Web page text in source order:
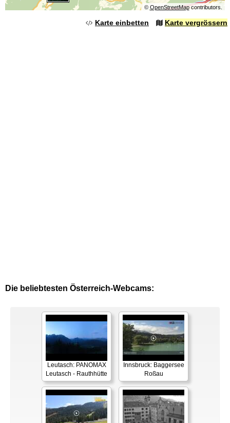
© OpenStreetMapcontributors.
Karte einbetten Karte vergrössern
Die beliebtesten Österreich-Webcams:
Leutasch: PANOMAX
Leutasch - Rauthhütte
Innsbruck: Baggersee
Roßau